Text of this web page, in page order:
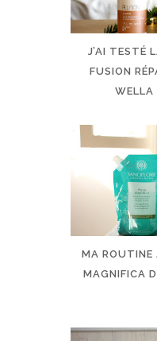
J’AI TESTÉ
FUSION
WELLA
MA ROUTINE
MAGNIFICA